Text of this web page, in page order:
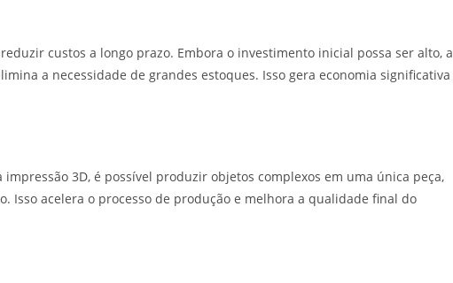
custos a longo prazo. Embora o investimento inicial possa ser alto, a
a necessidade de grandes estoques. Isso gera economia significativa
3D, é possível produzir objetos complexos em uma única peça,
Isso acelera o processo de produção e melhora a qualidade final do